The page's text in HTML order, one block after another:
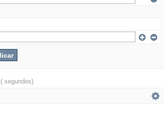
( segundos)